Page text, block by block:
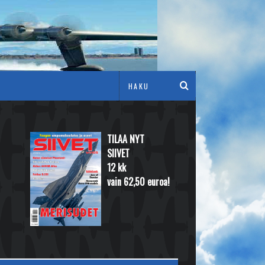
TILAA NYT
SIIVET
12 kk
vain 62,50 euroa!